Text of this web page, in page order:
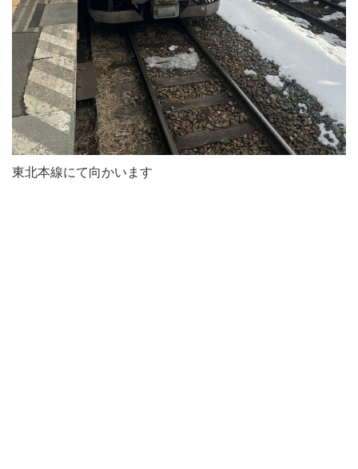
東北本線にて向かいます